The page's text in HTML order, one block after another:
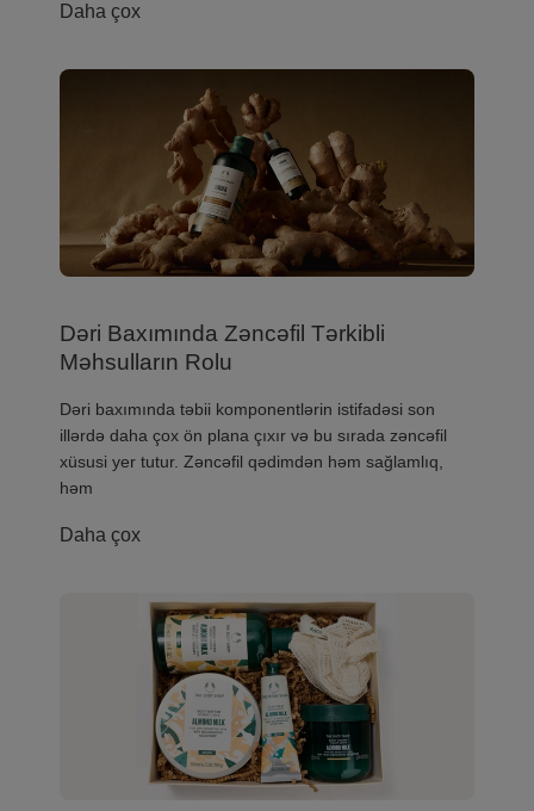
Daha çox
Dəri Baxımında Zəncəfil Tərkibli
Məhsulların Rolu
​Dəri baxımında təbii komponentlərin istifadəsi son
illərdə daha çox ön plana çıxır və bu sırada zəncəfil
xüsusi yer tutur. Zəncəfil qədimdən həm sağlamlıq,
həm
Daha çox